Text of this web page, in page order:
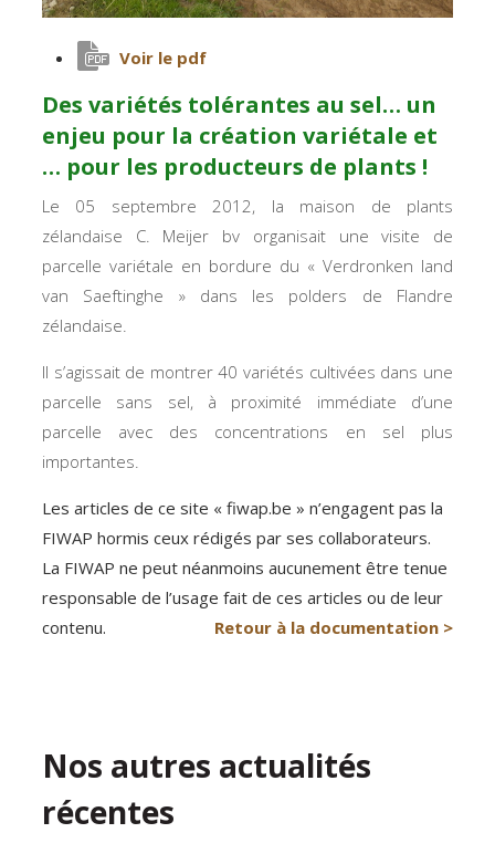
Voir le pdf
Des variétés tolérantes au sel… un
enjeu pour la création variétale et
… pour les producteurs de plants !
Le 05 septembre 2012, la maison de plants
zélandaise C. Meijer bv organisait une visite de
parcelle variétale en bordure du « Verdronken land
van Saeftinghe » dans les polders de Flandre
zélandaise.
Il s’agissait de montrer 40 variétés cultivées dans une
parcelle sans sel, à proximité immédiate d’une
parcelle avec des concentrations en sel plus
importantes.
Les articles de ce site « fiwap.be » n’engagent pas la
FIWAP hormis ceux rédigés par ses collaborateurs.
La FIWAP ne peut néanmoins aucunement être tenue
responsable de l’usage fait de ces articles ou de leur
contenu.
Retour à la documentation >
Nos autres actualités
récentes